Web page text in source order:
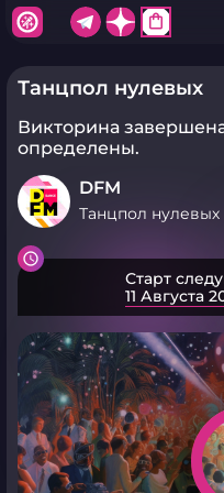
shopping_bag
Танцпол нулевых
Викторина
определены.
DFM
Танцпол нулевых
Старт
11 Августа